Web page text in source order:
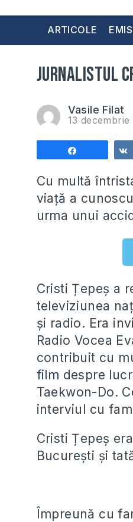
ARTICOLE
Jurnalistul
Vasile Filat
13 decembrie
Cu multă
viață a
urma unui
Cristi Țepeș a
televiziunea
și radio. Era
Radio Vocea
contribuit cu
film despre
Taekwon-Do.
interviul cu
Cristi Țepeș
București și
Împreună cu